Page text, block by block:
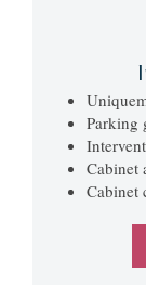
Parking
Cabinet
Cabinet